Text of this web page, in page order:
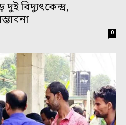
বিদ্যুৎকেন্দ্র,
0